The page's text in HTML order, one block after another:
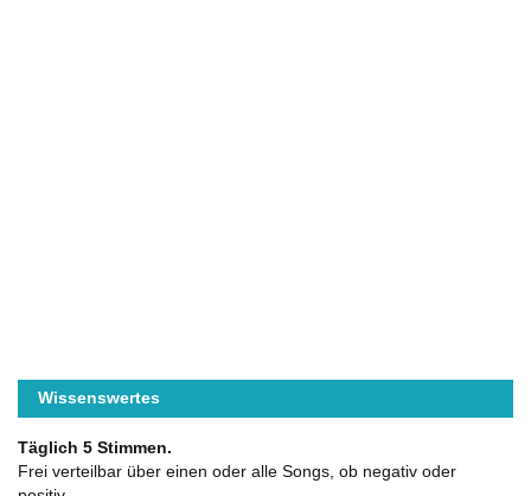
Wissenswertes
Täglich 5 Stimmen.
Frei verteilbar über einen oder alle Songs, ob negativ oder